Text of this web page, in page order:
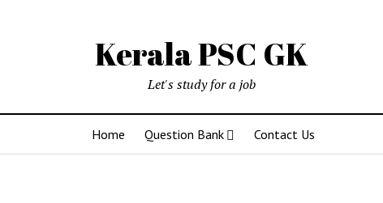
Kerala PSC GK
Let's study for a job
Home Question Bank Contact Us